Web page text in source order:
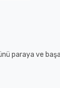
paraya ve